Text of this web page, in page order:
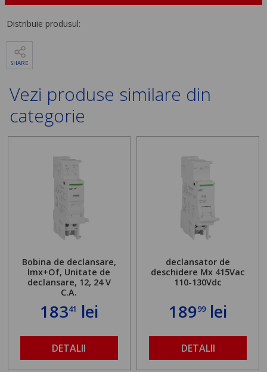
Distribuie produsul:
SHARE
Vezi produse similare din
categorie
Bobina de declansare,
Imx+Of, Unitate de
declansare, 12, 24 V
C.A.
18341 lei
DETALII
declansator de
deschidere Mx 415Vac
110-130Vdc
18999lei
DETALII